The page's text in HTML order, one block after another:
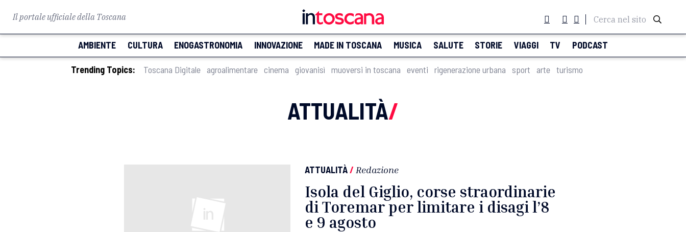
Il portale ufficiale della Toscana Cerca nel sito
AMBIENTE CULTURA ENOGASTRONOMIA INNOVAZIONE MADE IN TOSCANA MUSICA SALUTE STORIE VIAGGI TV PODCAST
Trending Topics: Toscana Digitale agroalimentare cinema giovanisì muoversi in toscana eventi rigenerazione urbana sport arte turismo
ATTUALITÀ/
ATTUALITÀ/ Redazione
Isola del Giglio, corse straordinarie
di Toremar per limitare i disagi l’8
e 9 agosto